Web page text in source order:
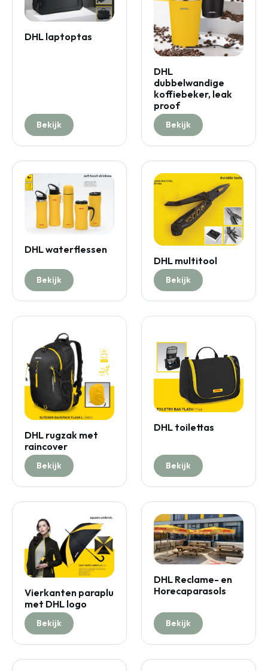
DHL laptoptas
Bekijk
DHL
dubbelwandige
koffiebeker, leak
proof
Bekijk
DHL waterflessen
Bekijk
DHL multitool
Bekijk
DHL rugzak met
raincover
Bekijk
DHL toilettas
Bekijk
Vierkanten paraplu
met DHL logo
Bekijk
DHL Reclame- en
Horecaparasols
Bekijk